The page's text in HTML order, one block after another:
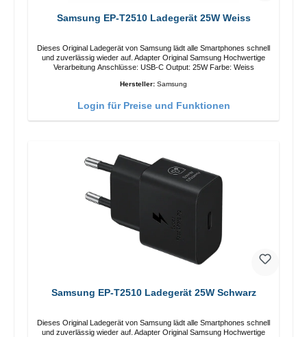
Samsung EP-T2510 Ladegerät 25W Weiss
Dieses Original Ladegerät von Samsung lädt alle Smartphones schnell
und zuverlässig wieder auf. Adapter Original Samsung Hochwertige
Verarbeitung Anschlüsse: USB-C Output: 25W Farbe: Weiss
Hersteller: Samsung
Login für Preise und Funktionen
Samsung EP-T2510 Ladegerät 25W Schwarz
Dieses Original Ladegerät von Samsung lädt alle Smartphones schnell
und zuverlässig wieder auf. Adapter Original Samsung Hochwertige